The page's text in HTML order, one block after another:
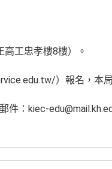
工忠孝樓8樓）。
）報名，本
：kiec-